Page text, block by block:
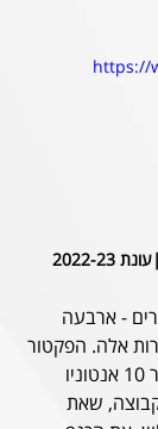
https://
- ארבעה
אלה. הפקטור
המרכזי הוא חזרתו של מספר 10 אנטוניו
שאת